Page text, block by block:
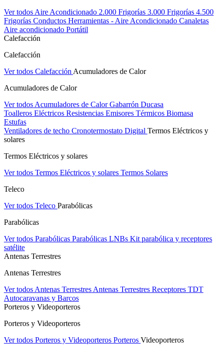
Ver todos Aire Acondicionado 2.000 Frigorías 3.000 Frigorías 4.500
Frigorías Conductos Herramientas - Aire Acondicionado Canaletas
Aire acondicionado Portátil
Calefacción
Calefacción
Ver todos Calefacción Acumuladores de Calor
Acumuladores de Calor
Ver todos Acumuladores de CalorGabarrón Ducasa
Toalleros Eléctricos Resistencias Emisores Térmicos Biomasa
Estufas
Ventiladores de techo Cronotermostato Digital Termos Eléctricos y
solares
Termos Eléctricos y solares
Ver todos Termos Eléctricos y solares Termos Solares
Teleco
Ver todos Teleco Parabólicas
Parabólicas
Ver todos Parabólicas Parabólicas LNBs Kit parabólica y receptores
satélite
Antenas Terrestres
Antenas Terrestres
Ver todos Antenas Terrestres Antenas Terrestres Receptores TDT
Autocaravanas y Barcos
Porteros y Videoporteros
Porteros y Videoporteros
Ver todos Porteros y Videoporteros Porteros Videoporteros